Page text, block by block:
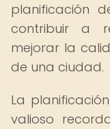
planificación
contribuir a
mejorar la
de una ciudad.
La
valioso